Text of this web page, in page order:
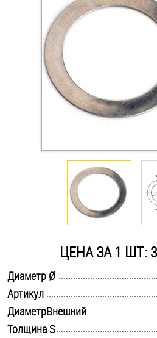
Заклепки (Гайки-
Инструмент
Крюки, кольца с
Оснастка и аксессуары
Стопорные кольца
Такелаж
ЦЕНА ЗА 1 ШТ:
Диаметр Ø
Артикул
ДиаметрВнешний
Толщина S